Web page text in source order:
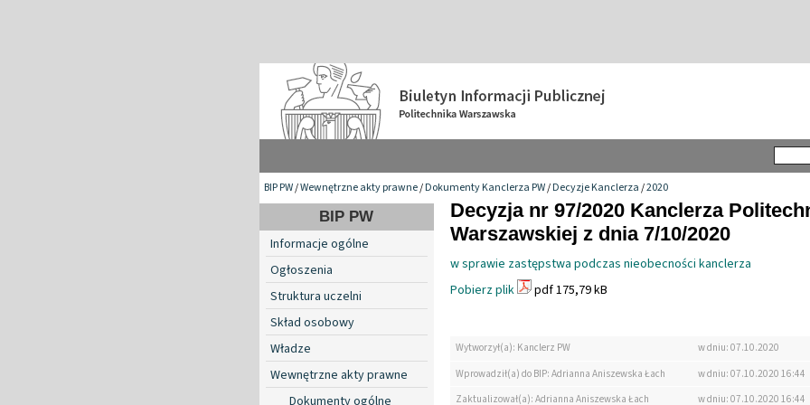
BIP PW/Wewnętrzne akty prawne/Dokumenty Kanclerza PW/Decyzje Kanclerza/2020
BIP PW
Informacje ogólne
Ogłoszenia
Struktura uczelni
Skład osobowy
Władze
Wewnętrzne akty prawne
Dokumenty ogólne
Decyzja nr 97/2020 Kanclerza
Warszawskiej z dnia 7/10/2020
w sprawie zastępstwa podczas nieobecności kanclerza
Pobierz plik
pdf 175,79 kB
Wytworzył(a): Kanclerz PW
w dniu: 07.10.2020
Wprowadził(a) do BIP: Adrianna Aniszewska Łach
w dniu: 07.10.2020 16:44
Zaktualizował(a): Adrianna Aniszewska Łach
w dniu: 07.10.2020 16:44